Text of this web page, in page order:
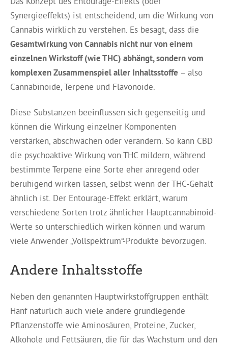
Synergieeffekts) ist entscheidend, um die Wirkung von
Cannabis wirklich zu verstehen. Es besagt, dass die
Gesamtwirkung von Cannabis nicht nur von einem
einzelnen Wirkstoff (wie THC) abhängt, sondern vom
komplexen Zusammenspiel aller Inhaltsstoffe – also
Cannabinoide, Terpene und Flavonoide.
Diese Substanzen beeinflussen sich gegenseitig und
können die Wirkung einzelner Komponenten
verstärken, abschwächen oder verändern. So kann CBD
die psychoaktive Wirkung von THC mildern, während
bestimmte Terpene eine Sorte eher anregend oder
beruhigend wirken lassen, selbst wenn der THC-Gehalt
ähnlich ist. Der Entourage-Effekt erklärt, warum
verschiedene Sorten trotz ähnlicher Hauptcannabinoid-
Werte so unterschiedlich wirken können und warum
viele Anwender „Vollspektrum“-Produkte bevorzugen.
Andere Inhaltsstoffe
Neben den genannten Hauptwirkstoffgruppen enthält
Hanf natürlich auch viele andere grundlegende
Pflanzenstoffe wie Aminosäuren, Proteine, Zucker,
Alkohole und Fettsäuren, die für das Wachstum und den